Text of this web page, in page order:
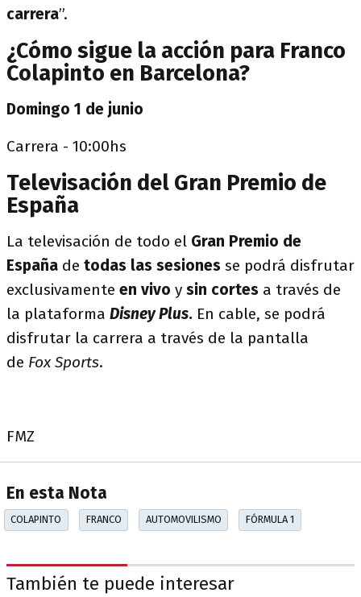
carrera”.
¿Cómo sigue la acción para Franco
Colapinto en Barcelona?
Domingo 1 de junio
Carrera - 10:00hs
Televisación del Gran Premio de
España
La televisación de todo el Gran Premio de
España de todas las sesiones se podrá disfrutar
exclusivamente en vivo y sin cortes a través de
la plataforma Disney Plus. En cable, se podrá
disfrutar la carrera a través de la pantalla
de Fox Sports.
FMZ
En esta Nota
COLAPINTO FRANCO AUTOMOVILISMO FÓRMULA 1
También te puede interesar